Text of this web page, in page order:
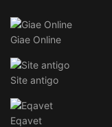
Giae Online
Site antigo
Eqavet